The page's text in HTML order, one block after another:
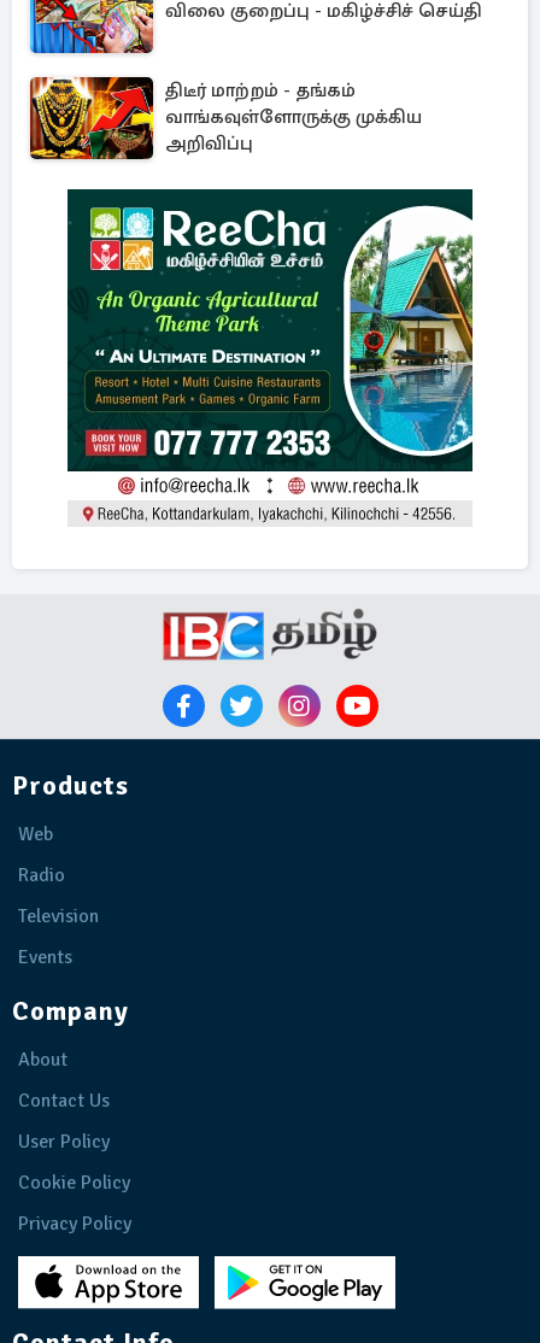
விலை குறைப்பு - மகிழ்ச்சிச் செய்தி
திடீர் மாற்றம் - தங்கம்
வாங்கவுள்ளோருக்கு முக்கிய
அறிவிப்பு
Products
Web
Radio
Television
Events
Company
About
Contact Us
User Policy
Cookie Policy
Privacy Policy